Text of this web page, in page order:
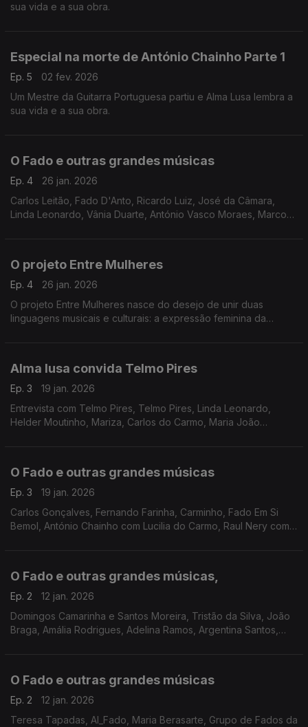
sua vida e a sua obra.
Especial na morte de António Chainho Parte 1
Ep. 5
02 fev. 2026
Um Mestre da Guitarra Portuguesa partiu e Alma Lusa lembra a
sua vida e a sua obra.
O Fado e outras grandes músicas
Ep. 4
26 jan. 2026
Carlos Leitão, Fado D'Anto, Ricardo Luiz, José da Câmara,
Linda Leonardo, Vânia Duarte, António Vasco Moraes, Marco
O projeto Entre Mulheres
Ep. 4
26 jan. 2026
O projeto Entre Mulheres nasce do desejo de unir duas
linguagens musicais e culturais: a expressão feminina da
Alma lusa convida Telmo Pires
Ep. 3
19 jan. 2026
Entrevista com Telmo Pires, Telmo Pires, Linda Leonardo,
Helder Moutinho, Mariza, Carlos do Carmo, Maria João
O Fado e outras grandes músicas
Ep. 3
19 jan. 2026
Carlos Gonçalves, Fernando Farinha, Carminho, Fado Em Si
Bemol, António Chainho com Lucilia do Carmo, Raul Nery com
O Fado e outras grandes músicas,
Ep. 2
12 jan. 2026
Domingos Camarinha e Santos Moreira, Tristão da Silva, João
Braga, Amália Rodrigues, Adelina Ramos, Argentina Santos,
O Fado e outras grandes músicas
Ep. 2
12 jan. 2026
Teresa Tapadas, Al_Fado, Maria Berasarte, Grupo de Fados da